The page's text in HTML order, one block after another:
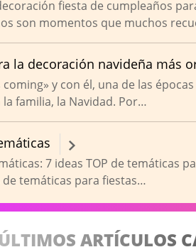
fiesta de cumpleaños
son momentos que muchos
la decoración navideña más
coming» y con él, una de las
la familia, la Navidad. Por…
7 ideas TOP de temáticas
de temáticas para fiestas…
ÚLTIMOS ARTÍCULOS